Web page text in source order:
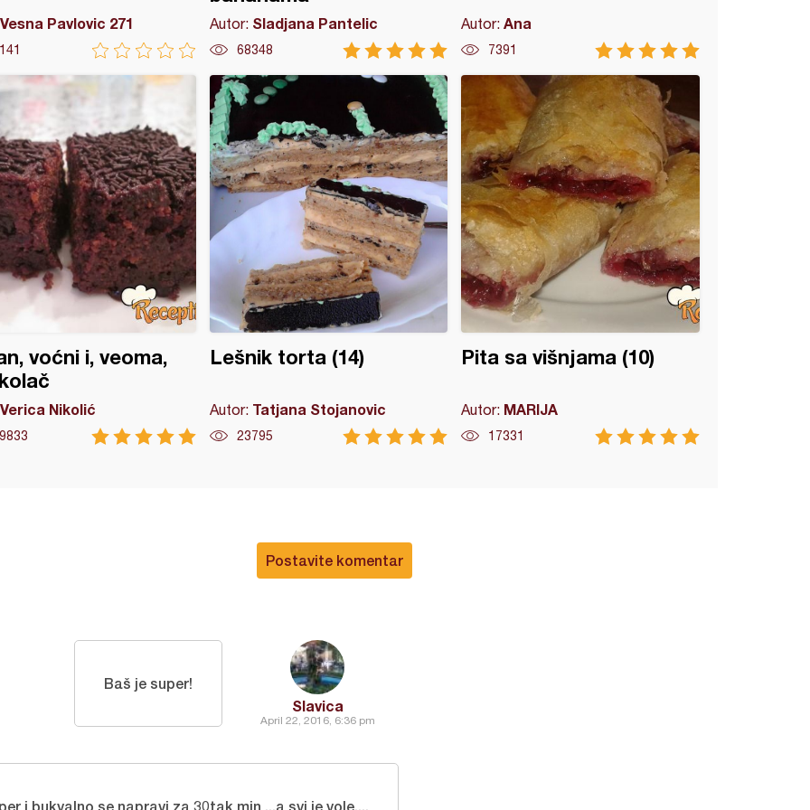
Vesna Pavlovic 271 Autor: Sladjana Pantelic
68348
Autor:Ana
7391
voćni i, veoma,
Verica Nikolić
Lešnik torta (14)
Autor: Tatjana Stojanovic
23795
Pita sa višnjama (10)
Autor: MARIJA
17331
Postavite komentar
Slavica
April 22, 2016, 6:36 pm
Baš je super!
i bukvalno se napravi za 30tak min ...a svi je vole....